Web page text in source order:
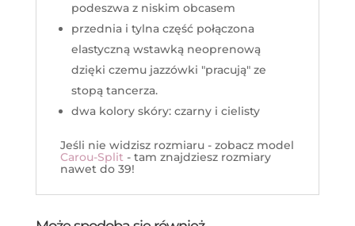
podeszwa z niskim obcasem
przednia i tylna część połączona
elastyczną wstawką neoprenową
dzięki czemu jazzówki "pracują" ze
stopą tancerza.
dwa kolory skóry: czarny i cielisty
Jeśli nie widzisz rozmiaru - zobacz model
Carou-Split- tam znajdziesz rozmiary
nawet do 39!